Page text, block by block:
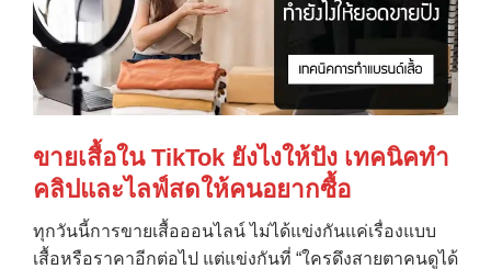
ขายเสื้อใน TikTok ยังไงให้ปัง เทคนิคทำ
คลิปและไลฟ์สดให้คนอยากซื้อ
ทุกวันนี้การขายเสื้อออนไลน์ ไม่ได้แข่งกันแค่เรื่องแบบ
เสื้อหรือราคาอีกต่อไป แต่แข่งกันที่ “ใครดึงสายตาคนดูได้